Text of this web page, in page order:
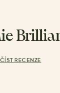
RECENZE